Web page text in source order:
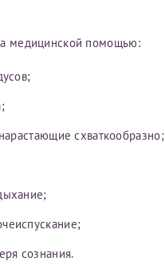
медицинской помощью:
схваткообразно;
сознания.